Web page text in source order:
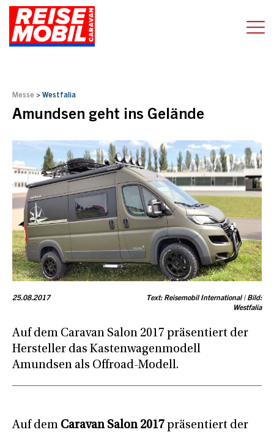
Messe > Westfalia
Amundsen geht ins Gelände
25.08.2017
Text: Reisemobil International | Bild:
Westfalia
Auf dem Caravan Salon 2017 präsentiert der
Hersteller das Kastenwagenmodell
Amundsen als Offroad-Modell.
Auf dem Caravan Salon 2017 präsentiert der